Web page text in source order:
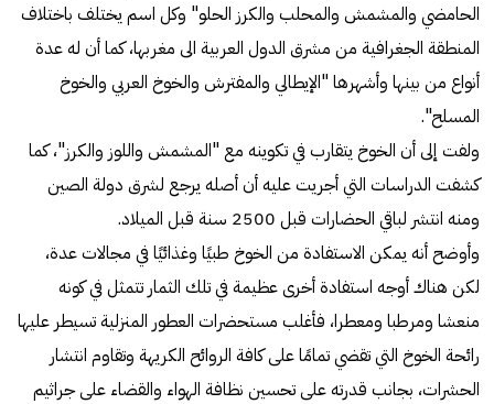
الحامضي والمشمش والمحلب والكرز الحلو" وكل اسم يختلف باختلاف
المنطقة الجغرافية من مشرق الدول العربية الى مغربها، كما أن له عدة
أنواع من بينها وأشهرها "الإيطالي والمفترش والخوخ العربي والخوخ
المسلح".
ولفت إلى أن الخوخ يتقارب في تكوينه مع "المشمش واللوز والكرز"، كما
كشفت الدراسات التي أجريت عليه أن أصله يرجع لشرق دولة الصين
ومنه انتشر لباقي الحضارات قبل 2500 سنة قبل الميلاد.
وأوضح أنه يمكن الاستفادة من الخوخ طبيًا وغذائيًا في مجالات عدة،
لكن هناك أوجه استفادة أخرى عظيمة في تلك الثمار تتمثل في كونه
منعشا ومرطبا ومعطرا، فأغلب مستحضرات العطور المنزلية تسيطر عليها
رائحة الخوخ التي تقضي تمامًا على كافة الروائح الكريهة وتقاوم انتشار
الحشرات، بجانب قدرته على تحسين نظافة الهواء والقضاء على جراثيم